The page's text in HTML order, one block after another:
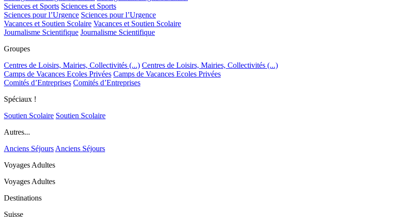
Sciences et Sports Sciences et Sports
Sciences pour l’Urgence Sciences pour l’Urgence
Vacances et Soutien Scolaire Vacances et Soutien Scolaire
Journalisme Scientifique Journalisme Scientifique
Groupes
Centres de Loisirs, Mairies, Collectivités (...) Centres de Loisirs, Mairies, Collectivités (...)
Camps de Vacances Ecoles Privées Camps de Vacances Ecoles Privées
Comités d’Entreprises Comités d’Entreprises
Spéciaux !
Soutien Scolaire Soutien Scolaire
Autres...
Anciens Séjours Anciens Séjours
Voyages Adultes
Voyages Adultes
Destinations
Suisse